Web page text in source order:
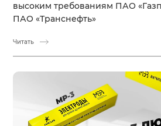
высоким требованиям ПАО
ПАО «Транснефть»
Читать